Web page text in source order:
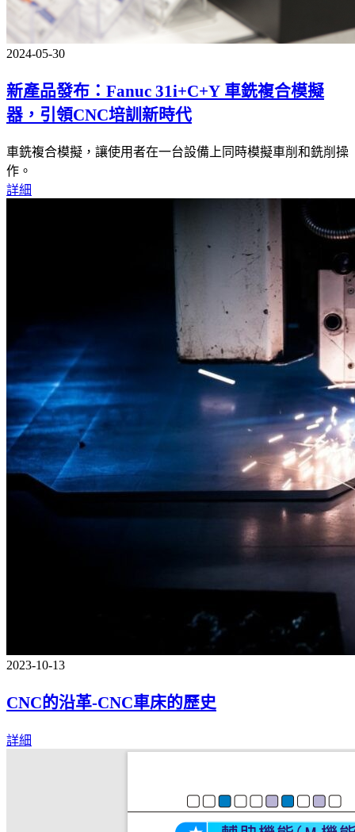
2024-05-30
新產品發布：Fanuc 31i+C+Y 車銑複合模擬
器，引領CNC培訓新時代
車銑複合模擬，讓使用者在一台設備上同時模擬車削和銑削操
作。
詳細
2023-10-13
CNC的沿革-CNC車床的歷史
詳細